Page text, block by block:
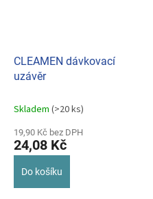
CLEAMEN dávkovací
uzávěr
Skladem (>20 ks)
19,90 Kč bez DPH
24,08 Kč
Do košíku